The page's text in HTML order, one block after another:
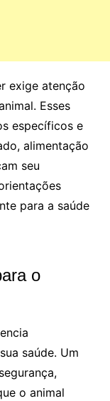
exige atenção
Esses
específicos e
alimentação
seu
para a saúde
o
saúde. Um
o animal